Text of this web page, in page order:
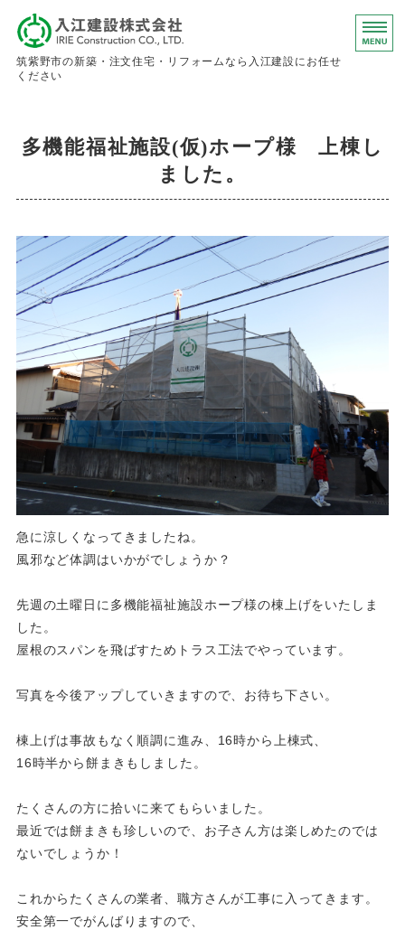
入江建設株
筑紫野市の新築・注文住宅・リフォームなら入江建設にお任せ
ください
事業内容
求人情報
多機能福祉施設(仮)ホープ様 上棟し
ました。
急に涼しくなってきましたね。
風邪など体調はいかがでしょうか？
先週の土曜日に多機能福祉施設ホープ様の棟上げをいたしま
した。
屋根のスパンを飛ばすためトラス工法でやっています。
写真を今後アップしていきますので、お待ち下さい。
棟上げは事故もなく順調に進み、16時から上棟式、
16時半から餅まきもしました。
たくさんの方に拾いに来てもらいました。
最近では餅まきも珍しいので、お子さん方は楽しめたのでは
ないでしょうか！
これからたくさんの業者、職方さんが工事に入ってきます。
安全第一でがんばりますので、